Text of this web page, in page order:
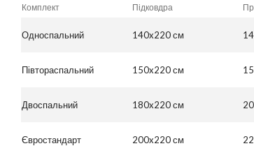
Комплект Підковдра
Односпальний 140x220 см
Півтораспальний 150x220 см
Двоспальний 180x220 см
Євростандарт 200x220 см